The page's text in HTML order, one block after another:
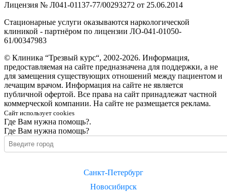
Лицензия № Л041-01137-77/00293272 от 25.06.2014
Стационарные услуги оказываются наркологической
клиникой - партнёром по лицензии ЛО-041-01050-
61/00347983
© Клиника “Трезвый курс“, 2002-2026. Информация,
предоставляемая на сайте предназначена для поддержки, а не
для замещения существующих отношений между пациентом и
лечащим врачом. Информация на сайте не является
публичной офертой. Все права на сайт принадлежат частной
коммерческой компании. На сайте не размещается реклама.
Сайт использует cookies
Где Вам нужна помощь?.
Где Вам нужна помощь?
Санкт-Петербург
Новосибирск